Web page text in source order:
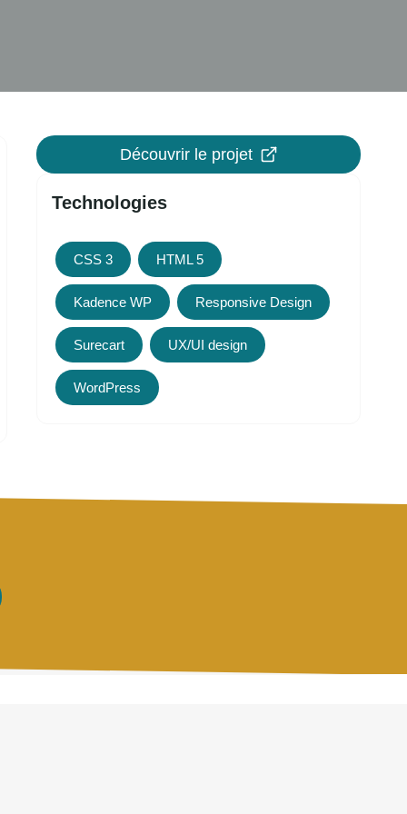
Découvrir le projet
Technologies
CSS 3 HTML 5
Kadence WP Responsive Design
Surecart UX/UI design
WordPress